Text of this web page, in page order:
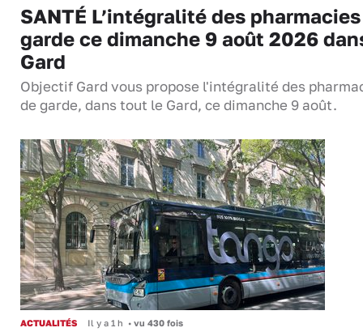
SANTÉ L’intégralité des
garde ce dimanche 9 août 2026
Gard
Objectif Gard vous propose l'intégralité des
de garde, dans tout le Gard, ce dimanche 9 août.
ACTUALITÉS Il y a 1 h • vu 430 fois